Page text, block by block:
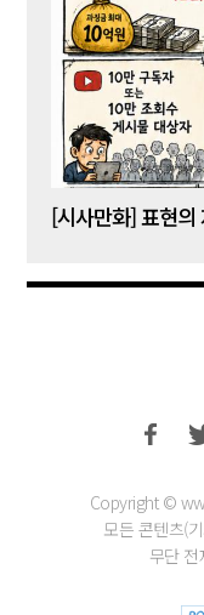
[시사만화] 표현의
Copyright ©
모든 콘텐츠(
무단